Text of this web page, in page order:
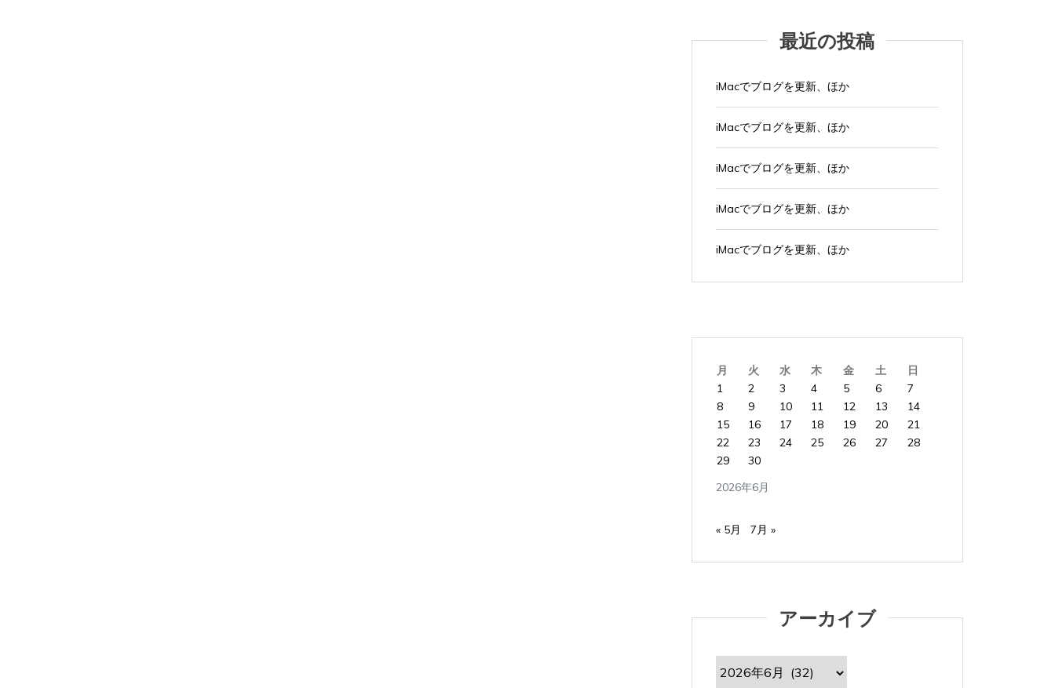
最近の投稿
iMacでブログを更新、ほか
iMacでブログを更新、ほか
iMacでブログを更新、ほか
iMacでブログを更新、ほか
iMacでブログを更新、ほか
2026年6月
月 火 水 木 金 土
日
1
2 3 4 5 6
7
8
9 10 11 12 13
14
15
16 17 18 19 20
21
22
23 24 25 26 27
28
29
30
« 5月 7月 »
アーカイブ
ー